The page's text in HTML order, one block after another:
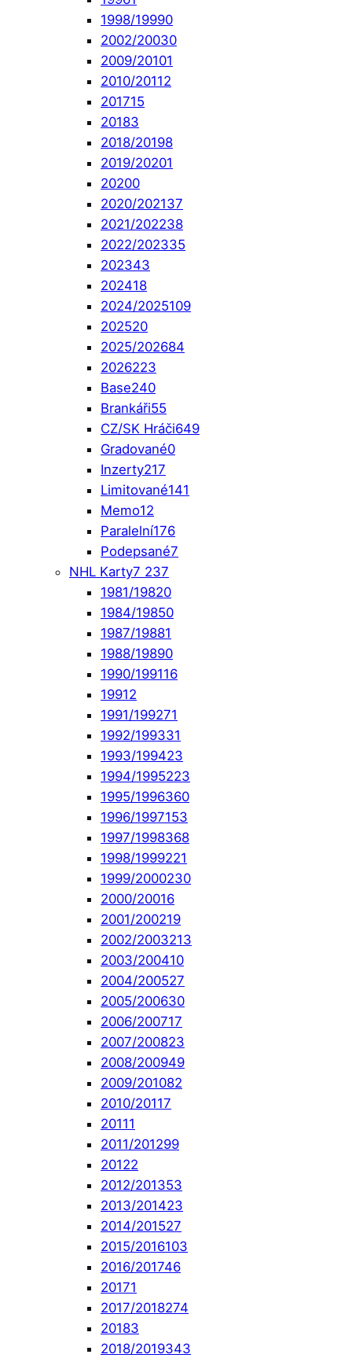
1998/19990
2002/20030
2009/20101
2010/20112
201715
20183
2018/20198
2019/20201
20200
2020/202137
2021/202238
2022/202335
202343
202418
2024/2025109
202520
2025/202684
2026223
Base240
Brankáři55
CZ/SK Hráči649
Gradované0
Inzerty217
Limitované141
Memo12
Paralelní176
Podepsané7
NHL Karty7 237
1981/19820
1984/19850
1987/19881
1988/19890
1990/199116
19912
1991/199271
1992/199331
1993/199423
1994/1995223
1995/1996360
1996/1997153
1997/1998368
1998/1999221
1999/2000230
2000/20016
2001/200219
2002/2003213
2003/200410
2004/200527
2005/200630
2006/200717
2007/200823
2008/200949
2009/201082
2010/20117
20111
2011/201299
20122
2012/201353
2013/201423
2014/201527
2015/2016103
2016/201746
20171
2017/2018274
20183
2018/2019343